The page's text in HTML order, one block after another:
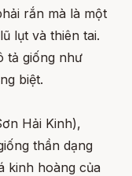
rắn mà là một
lụt và thiên tai.
tả giống như
biệt.
Hải Kinh),
thần dạng
kinh hoàng của